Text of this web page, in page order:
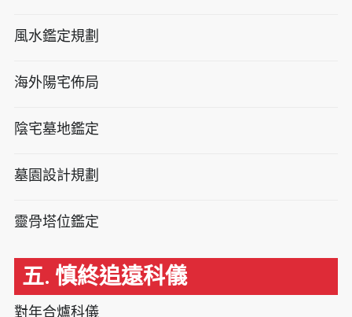
風水鑑定規劃
海外陽宅佈局
陰宅墓地鑑定
墓園設計規劃
靈骨塔位鑑定
五. 慎終追遠科儀
對年合爐科儀